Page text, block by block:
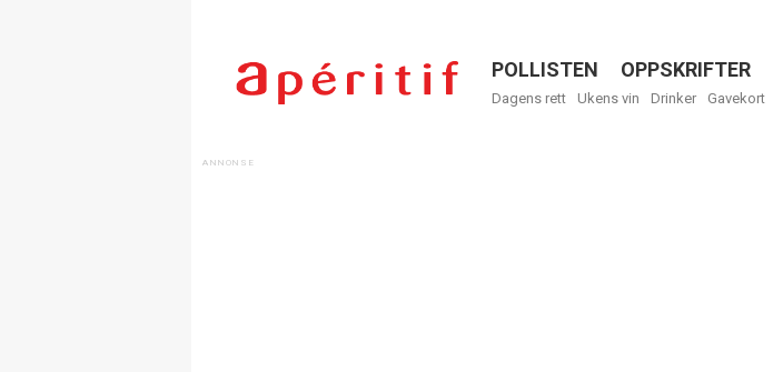
Menu
POLLISTEN OPPSKRIFTER
Dagens rett Ukens vin Drinker Gavekort